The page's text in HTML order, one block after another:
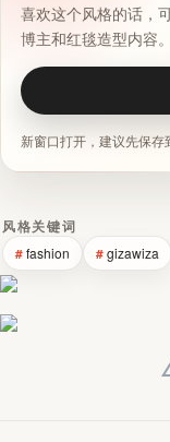
喜欢这个风格的话，
博主和红毯造型内容。
新窗口打开，建议先保存
风格关键词
fashion gizawiza